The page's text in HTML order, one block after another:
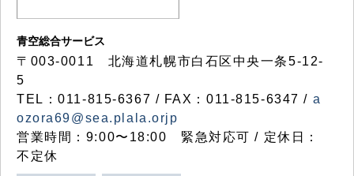
青空総合サービス
〒003-0011 北海道札幌市白石区中央一条5-12-
5
TEL：011-815-6367 / FAX：011-815-6347 / a
ozora69@sea.plala.orjp
営業時間：9:00〜18:00 緊急対応可 / 定休日：
不定休